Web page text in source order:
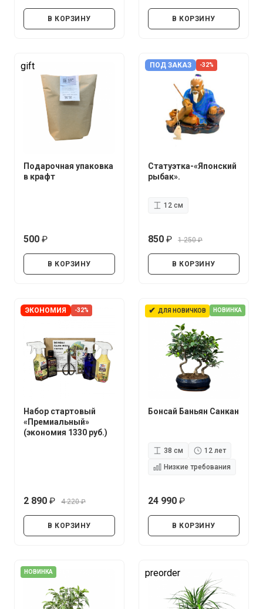
В КОРЗИНУ В КОРЗИНУ
gift
Подарочная упаковка
в крафт
500
В КОРЗИНУ
ПОД ЗАКАЗ -32%
Статуэтка-«Японский
рыбак».
12 см
850
1 250
В КОРЗИНУ
ЭКОНОМИЯ -32%
Набор стартовый
«Премиальный»
(экономия 1330 руб.)
2 890
4 220
В КОРЗИНУ
✔ ДЛЯ НОВИЧКОВ НОВИНКА
Бонсай Баньян Санкан
38 см
12 лет
Низкие требования
24 990
В КОРЗИНУ
НОВИНКА preorder